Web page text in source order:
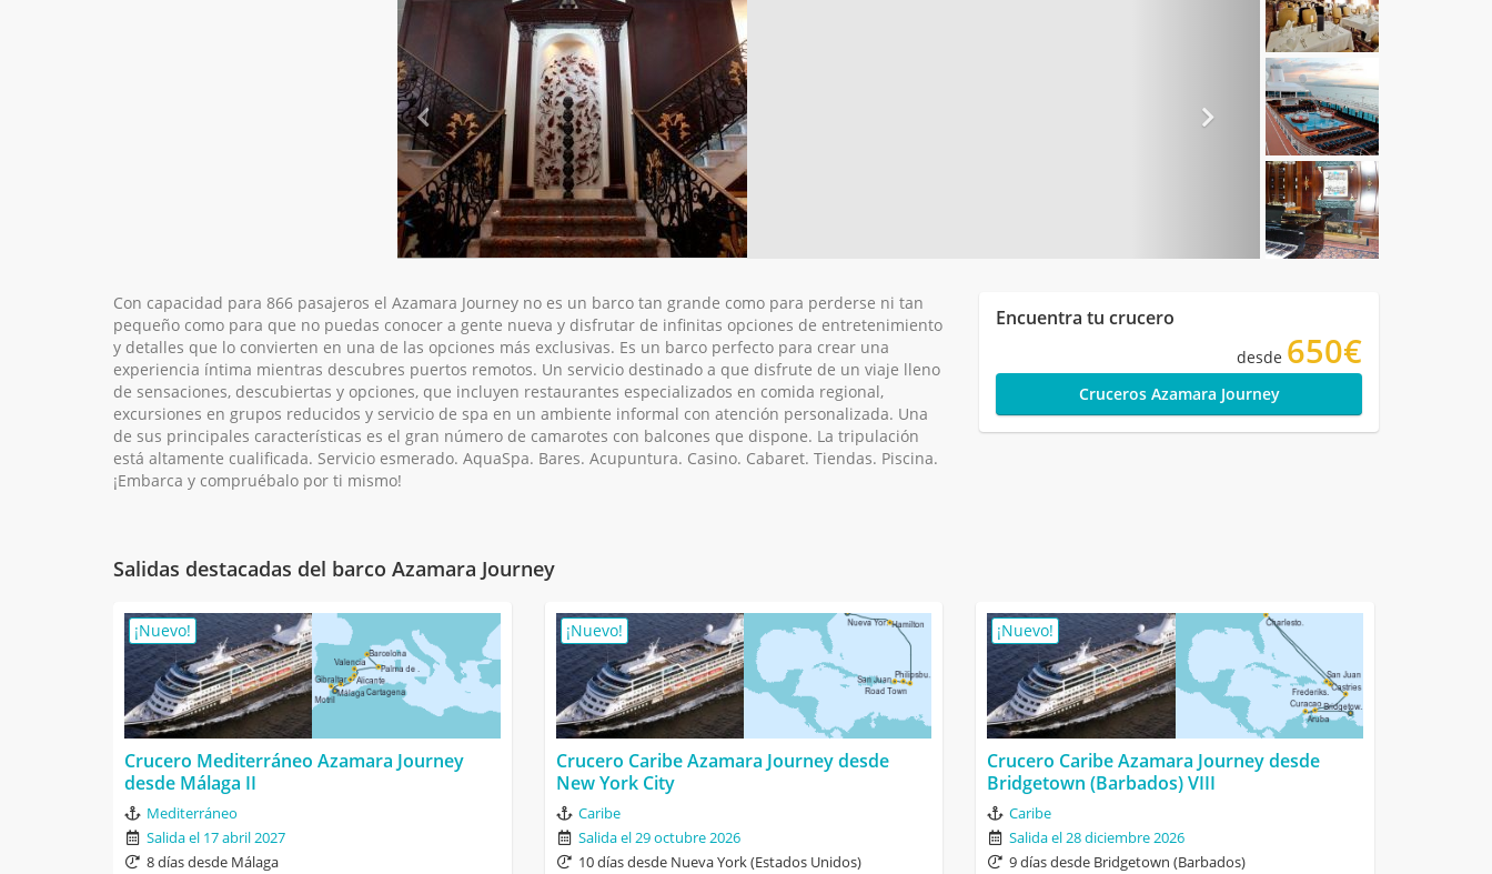
Con capacidad para 866 pasajeros el Azamara Journey no es un barco tan grande como para perderse ni tan
pequeño como para que no puedas conocer a gente nueva y disfrutar de infinitas opciones de entretenimiento
y detalles que lo convierten en una de las opciones más exclusivas. Es un barco perfecto para crear una
experiencia íntima mientras descubres puertos remotos. Un servicio destinado a que disfrute de un viaje lleno
de sensaciones, descubiertas y opciones, que incluyen restaurantes especializados en comida regional,
excursiones en grupos reducidos y servicio de spa en un ambiente informal con atención personalizada. Una
de sus principales características es el gran número de camarotes con balcones que dispone. La tripulación
está altamente cualificada. Servicio esmerado. AquaSpa. Bares. Acupuntura. Casino. Cabaret. Tiendas. Piscina.
¡Embarca y compruébalo por ti mismo!
Encuentra tu crucero
desde 650€
Cruceros Azamara Journey
Salidas destacadas del barco Azamara Journey
¡Nuevo!
Crucero Mediterráneo Azamara Journey
desde Málaga II
Mediterráneo
Salida el 17 abril 2027
8 días desde Málaga
¡Nuevo!
Crucero Caribe Azamara Journey desde
New York City
Caribe
Salida el 29 octubre 2026
10 días desde Nueva York (Estados Unidos)
¡Nuevo!
Crucero Caribe Azamara Journey desde
Bridgetown (Barbados) VIII
Caribe
Salida el 28 diciembre 2026
9 días desde Bridgetown (Barbados)